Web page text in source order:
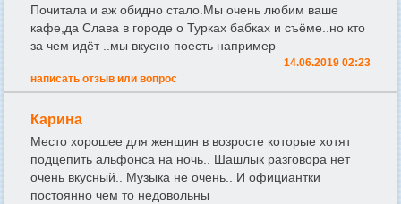
Почитала и аж обидно стало.Мы очень любим ваше
кафе,да Слава в городе о Турках бабках и съёме..но кто
за чем идёт ..мы вкусно поесть например
14.06.2019 02:23
написать отзыв или вопрос
Карина
Место хорошее для женщин в возросте которые хотят
подцепить альфонса на ночь.. Шашлык разговора нет
очень вкусный.. Музыка не очень.. И официантки
постоянно чем то недовольны